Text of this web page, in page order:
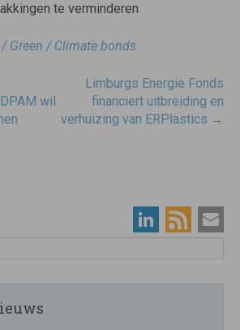
te verminderen
Green / Climate bonds
wil
Limburgs Energie Fonds
financiert uitbreiding en
verhuizing van ERPlastics →